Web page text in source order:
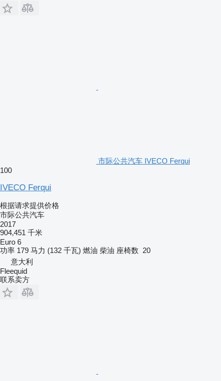
市际公共汽车 IVECO Ferqui
100
IVECO Ferqui
根据请求提供价格
市际公共汽车
2017
904,451 千米
Euro 6
功率 179 马力 (132 千瓦) 燃油 柴油 座椅数 20
意大利
Fleequid
联系卖方